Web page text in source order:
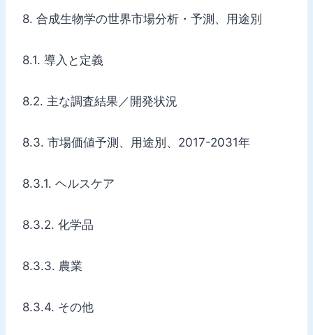
8. 合成生物学の世界市場分析・予測、用途別
8.1. 導入と定義
8.2. 主な調査結果／開発状況
8.3. 市場価値予測、用途別、2017-2031年
8.3.1. ヘルスケア
8.3.2. 化学品
8.3.3. 農業
8.3.4. その他